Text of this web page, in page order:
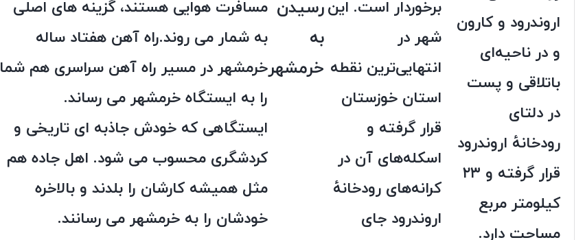
اروندرود و کارون
و در ناحیه‌ای
باتلاقی و پست
در دلتای
رودخانهٔ اروندرود
قرار گرفته و ۲۳
کیلومتر مربع
مساحت دارد.
برخوردار است. این
شهر در
انتهایی‌ترین نقطه
استان خوزستان
قرار گرفته و
اسکله‌های آن در
کرانه‌های رودخانهٔ
اروندرود جای
رسیدن
به
خرمشهر
مسافرت هوایی هستند، گزینه های اصلی
به شمار می روند.راه آهن هفتاد ساله
خرمشهر در مسیر راه آهن سراسری هم شما
را به ایستگاه خرمشهر می رساند.
ایستگاهی که خودش جاذبه ای تاریخی و
کردشگری محسوب می شود. اهل جاده هم
مثل همیشه کارشان را بلدند و بالاخره
خودشان را به خرمشهر می رسانند.